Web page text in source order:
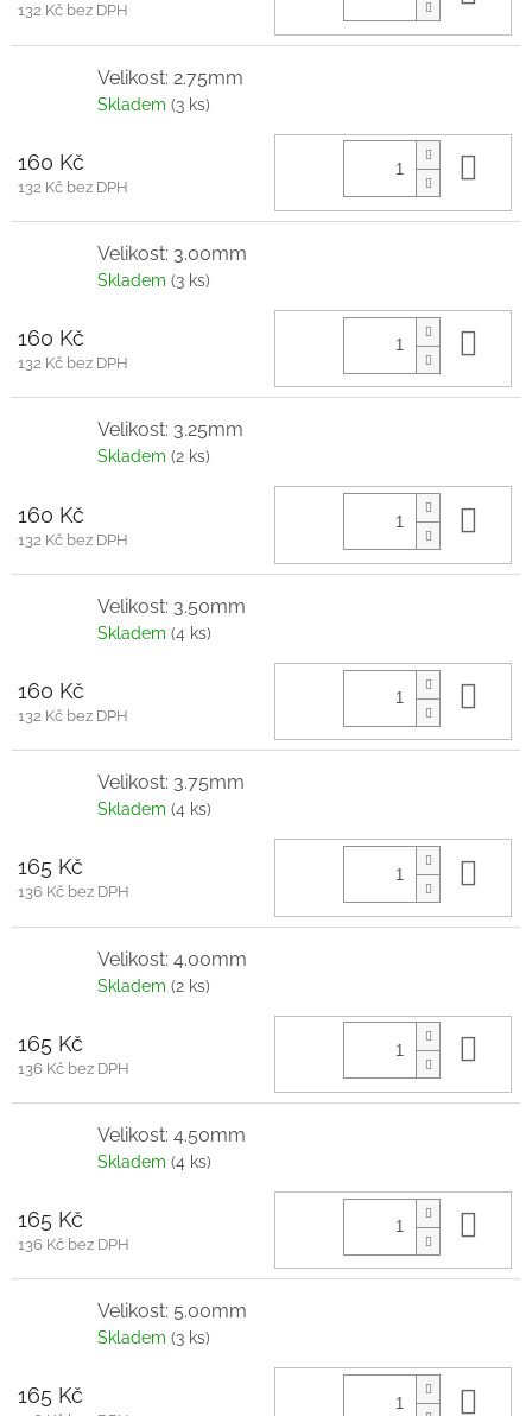
132 Kč bez DPH
Velikost: 2.75mm
Skladem (3 ks)
160 Kč
132 Kč bez DPH
Velikost: 3.00mm
Skladem (3 ks)
160 Kč
132 Kč bez DPH
Velikost: 3.25mm
Skladem (2 ks)
160 Kč
132 Kč bez DPH
Velikost: 3.50mm
Skladem (4 ks)
160 Kč
132 Kč bez DPH
Velikost: 3.75mm
Skladem (4 ks)
165 Kč
136 Kč bez DPH
Velikost: 4.00mm
Skladem (2 ks)
165 Kč
136 Kč bez DPH
Velikost: 4.50mm
Skladem (4 ks)
165 Kč
136 Kč bez DPH
Velikost: 5.00mm
Skladem (3 ks)
165 Kč